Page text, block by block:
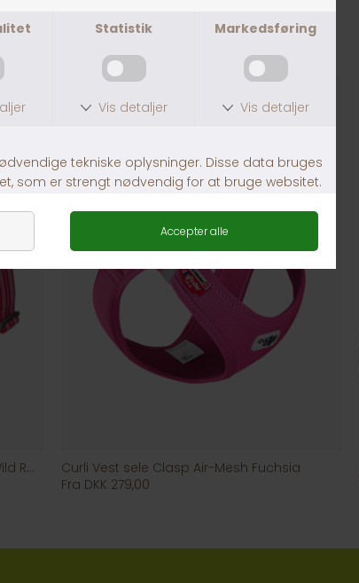
Dog Copenhagen Comfort Walk Air Wild Rose
Curli Vest sele Clasp Air-Mesh Fuchsia
Fra DKK 279,00